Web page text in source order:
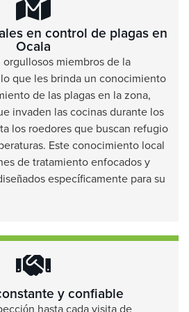
en control de plagas en
Ocala
miembros de la
que les brinda un conocimiento
de las plagas en la zona,
invaden las cocinas durante los
los roedores que buscan refugio
Este conocimiento local
de tratamiento enfocados y
específicamente para su
y confiable
hasta cada visita de